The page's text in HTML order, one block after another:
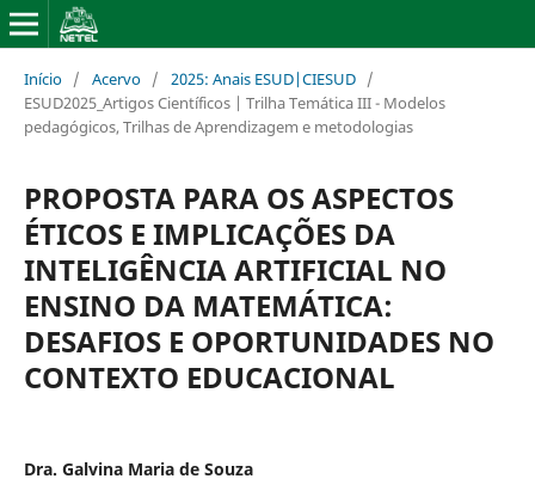
Início / Acervo / 2025: Anais ESUD|CIESUD /
ESUD2025_Artigos Científicos | Trilha Temática III - Modelos
pedagógicos, Trilhas de Aprendizagem e metodologias
PROPOSTA PARA OS ASPECTOS
ÉTICOS E IMPLICAÇÕES DA
INTELIGÊNCIA ARTIFICIAL NO
ENSINO DA MATEMÁTICA:
DESAFIOS E OPORTUNIDADES NO
CONTEXTO EDUCACIONAL
Dra. Galvina Maria de Souza